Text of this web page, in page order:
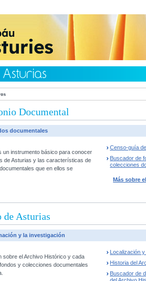
Documental
documentales
un instrumento básico para conocer
de Asturias y las características de
que en ellos se
Censo-guía
Buscador de
colecciones
Más sobre
Asturias
y la investigación
sobre el Archivo Histórico y cada
y colecciones documentales
Localización
Historia del
Buscador de